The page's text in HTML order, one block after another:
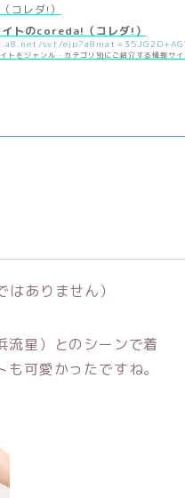
コレダ!）
トのcoreda!（コレダ!）
トをジャンル・カテゴリ別にご紹介する情報サ
はありません）
流星）とのシーンで着
可愛かったですね。